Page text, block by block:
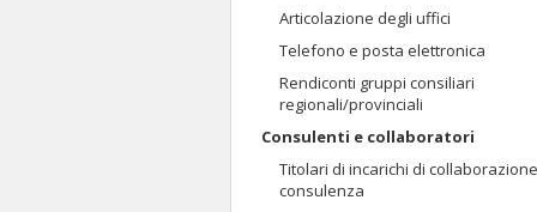
Articolazione degli uffici
Telefono e posta elettronica
Rendiconti gruppi consiliari
regionali/provinciali
Consulenti e collaboratori
Titolari di incarichi di
consulenza